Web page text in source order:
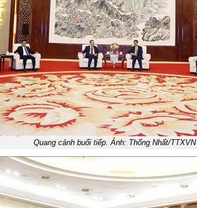
Quang cảnh buổi tiếp. Ảnh: Thống Nhất/TTXVN